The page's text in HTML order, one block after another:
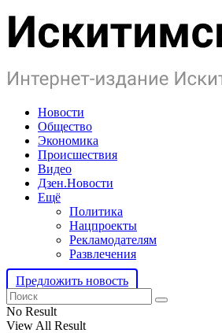
Новости
Общество
Экономика
Происшествия
Видео
Дзен.Новости
Ещё
Политика
Нацпроекты
Рекламодателям
Развлечения
Предложить новость
No Result
View All Result